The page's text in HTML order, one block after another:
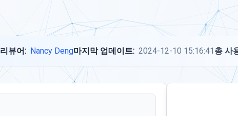
리뷰어: Nancy Deng마지막 업데이트: 2024-12-10 15:16:41 총 사